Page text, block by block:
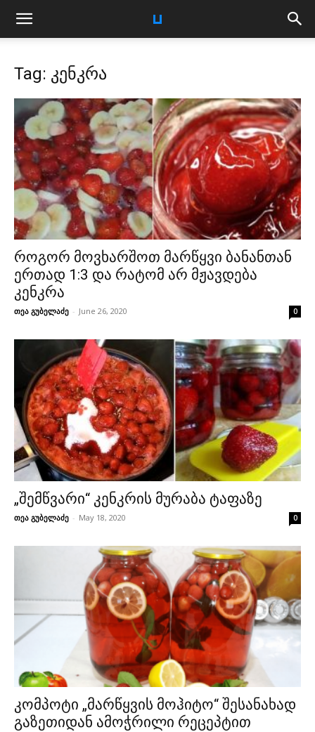
Tag: კენკრა
როგორ მოვხარშოთ მარწყვი ბანანთან
ერთად 1:3 და რატომ არ მჟავდება
კენკრა
თეა გუბელაძე - June 26, 2020 0
„შემწვარი“ კენკრის მურაბა ტაფაზე
თეა გუბელაძე - May 18, 2020 0
კომპოტი „მარწყვის მოჰიტო“ შესანახად
გაზეთიდან ამოჭრილი რეცეპტით